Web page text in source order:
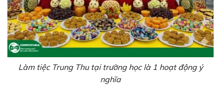
Làm tiệc Trung Thu tại trường học là 1 hoạt động ý
nghĩa